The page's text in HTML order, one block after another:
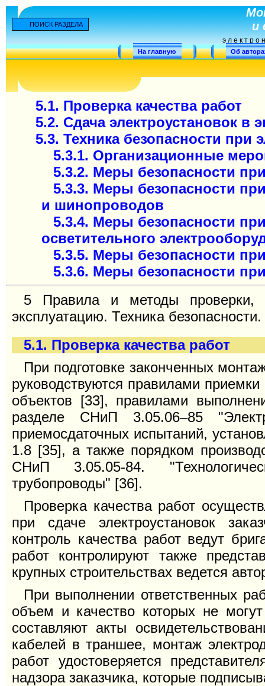
ПОИСК РАЗДЕЛА
и
На главную Об
5.1. Проверка качества работ
5.2. Сдача электроустановок в
5.3. Техника безопасности при
5.3.1. Организационные
5.3.2. Меры безопасности
5.3.3. Меры безопасности
и шинопроводов
5.3.4. Меры безопасности
осветительного
5.3.5. Меры безопасности
5.3.6. Меры безопасности
5 Правила и методы проверки,
эксплуатацию. Техника безопасности.
5.1. Проверка качества работ
При подготовке законченных
руководствуются правилами
объектов [33], правилами
разделе СНиП 3.05.06–85
приемосдаточных испытаний,
1.8 [35], а также порядком
СНиП 3.05.05-84.
трубопроводы" [36].
Проверка качества работ
при сдаче электроустановок
контроль качества работ ведут
работ контролируют также
крупных строительствах ведется
При выполнении ответственных
объем и качество которых не
составляют акты
кабелей в траншее, монтаж
работ удостоверяется
надзора заказчика, которые